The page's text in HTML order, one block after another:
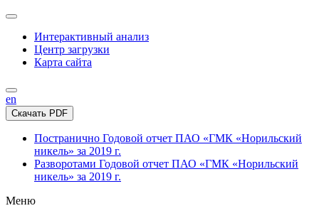
Интерактивный анализ
Центр загрузки
Карта сайта
en
Скачать PDF
Постранично Годовой отчет ПАО «ГМК «Норильский
никель» за 2019 г.
Разворотами Годовой отчет ПАО «ГМК «Норильский
никель» за 2019 г.
Меню